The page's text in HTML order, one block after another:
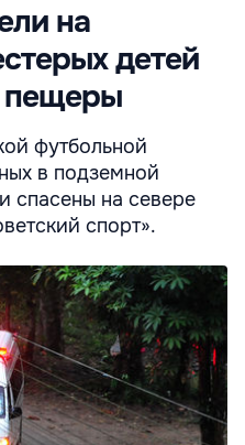
на
детей
пещеры
футбольной
в подземной
спасены на севере
спорт».